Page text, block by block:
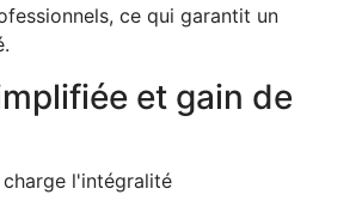
ce qui garantit un
et gain de
l'intégralité